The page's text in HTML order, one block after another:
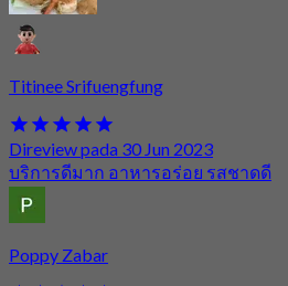
Titinee Srifuengfung
Direview pada 30 Jun 2023
บริการดีมาก อาหารอร่อย รสชาดดี
Poppy Zabar